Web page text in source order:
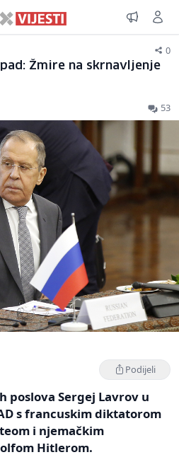
0
Žmire na skrnavljenje
53
Podijeli
poslova Sergej Lavrov u
s francuskim diktatorom
i njemačkim
Hitlerom.